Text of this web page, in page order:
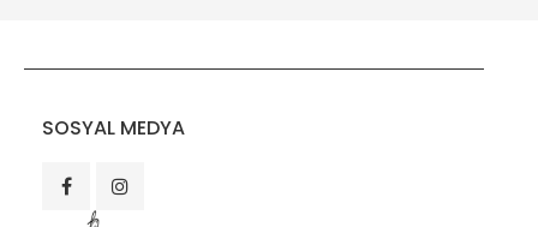
SOSYAL MEDYA